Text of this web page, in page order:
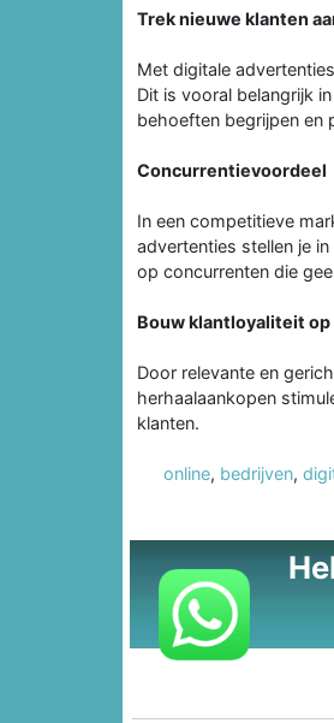
Trek nieuwe klanten
Met digitale
Dit is vooral belangrijk
behoeften begrijpen en
Concurrentievoordeel
In een competitieve
advertenties stellen je
op concurrenten die
Bouw klantloyaliteit op
Door relevante en
herhaalaankopen
klanten.
online, bedrijven,